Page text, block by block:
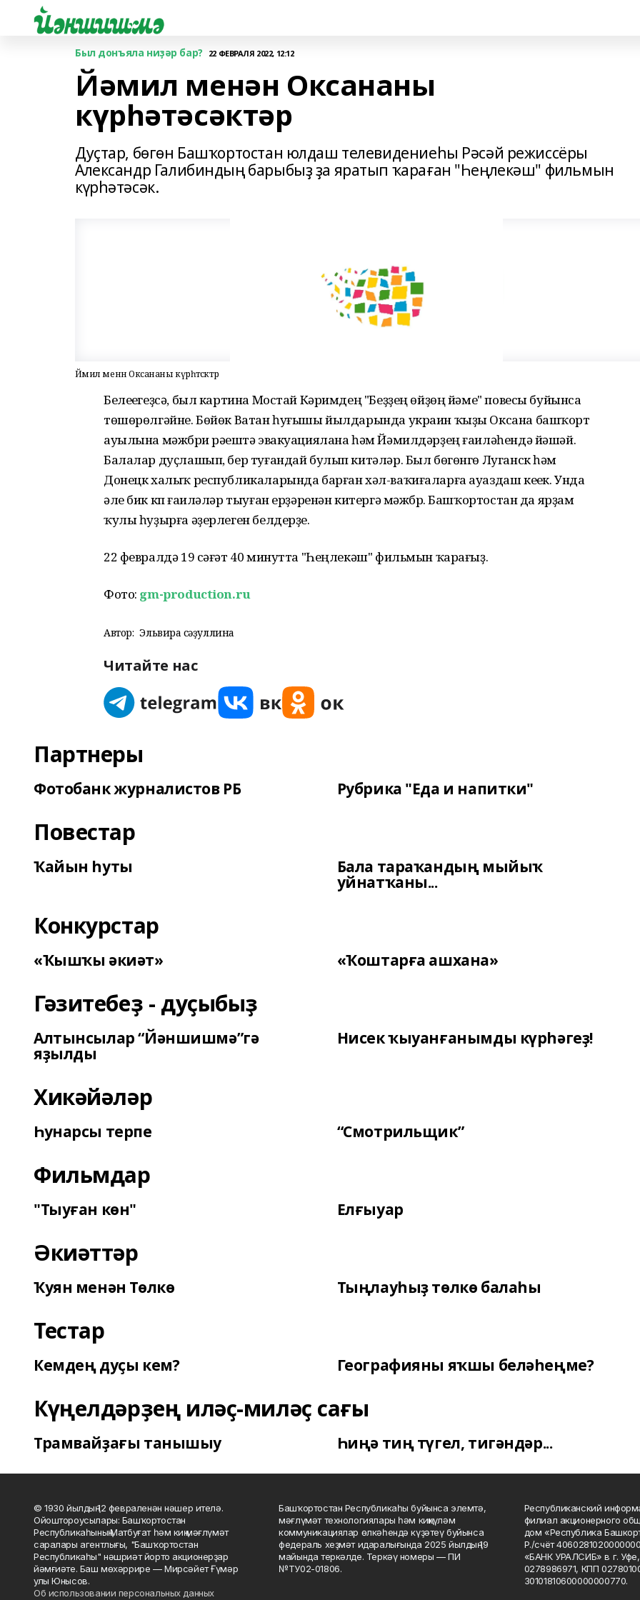
Был донъяла ниҙәр бар? 22 ФЕВРАЛЯ 2022, 12:12
Йәмил менән Оксананы
күрһәтәсәктәр
Дуҫтар, бөгөн Башҡортостан юлдаш телевидениеһы Рәсәй режиссёры
Александр Галибиндың барыбыҙ ҙа яратып ҡараған "Һеңлекәш" фильмын
күрһәтәсәк.
Йәмил менән Оксананы күрһәтәсәктәр
Белеүегеҙсә, был картина Мостай Кәримдең "Беҙҙең өйҙөң йәме" повесы буйынса
төшөрөлгәйне. Бөйөк Ватан һуғышы йылдарында украин ҡыҙы Оксана башҡорт
ауылына мәжбүри рәүештә эвакуациялана һәм Йәмилдәрҙең ғаиләһендә йәшәй.
Балалар дуҫлашып, бер туғандай булып китәләр. Был бөгөнгө Луганск һәм
Донецк халыҡ республикаларында барған хәл-ваҡиғаларға ауаздаш кеүек. Унда
әле бик күп ғаиләләр тыуған ерҙәренән китергә мәжбүр. Башҡортостан да ярҙам
ҡулы һуҙырға әҙерлеген белдерҙе.
22 февралдә 19 сәғәт 40 минутта "Һеңлекәш" фильмын ҡарағыҙ.
Фото: gm-production.ru
Автор: Эльвира Әсәҙуллина
Читайте нас
Партнеры
Фотобанк журналистов РБ Рубрика "Еда и напитки"
Повестар
Ҡайын һуты Бала тараҡандың мыйыҡ
уйнатҡаны...
Конкурстар
«Ҡышҡы әкиәт» «Ҡоштарға ашхана»
Гәзитебеҙ - дуҫыбыҙ
Алтынсылар “Йәншишмә”гә
яҙылды
Нисек ҡыуанғанымды күрһәгеҙ!
Хикәйәләр
Һунарсы терпе “Смотрильщик”
Фильмдар
"Тыуған көн" Елғыуар
Әкиәттәр
Ҡуян менән Төлкө Тыңлауһыҙ төлкө балаһы
Тестар
Кемдең дуҫы кем? Географияны яҡшы беләһеңме?
Күңелдәрҙең иләҫ-миләҫ сағы
Трамвайҙағы танышыу Һиңә тиң түгел, тигәндәр...
© 1930 йылдың 12 февраленән нәшер ителә.
Ойоштороусылары: Башҡортостан
Республикаһының Матбуғат һәм киң мәғлүмәт
саралары агентлығы, "Башҡортостан
Республикаһы" нәшриәт йорто акционерҙар
йәмғиәте. Баш мөхәррире — Мирсәйет Ғүмәр
улы Юнысов.
Об использовании персональных данных
Башҡортостан Республикаһы буйынса элемтә,
мәғлүмәт технологиялары һәм киңкүләм
коммуникациялар өлкәһендә күҙәтеү буйынса
федераль хеҙмәт идаралығында 2025 йылдың 19
майында теркәлде. Теркәү номеры — ПИ
№ТУ02-01806.
Республиканский
филиал акционерного
дом «Республика
Р./счёт
«БАНК УРАЛСИБ» в г.
0278986971, КПП
30101810600000000770.